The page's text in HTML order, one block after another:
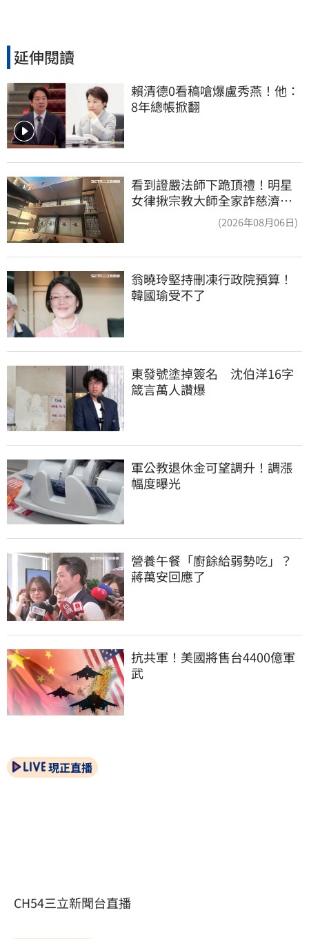
延伸閱讀
賴清德0看稿嗆爆盧秀燕！他：
8年總帳掀翻
看到證嚴法師下跪頂禮！明星
女律揪宗教大師全家詐慈濟…
(2026年08月06日)
翁曉玲堅持刪凍行政院預算！
韓國瑜受不了
東發號塗掉簽名　沈伯洋16字
箴言萬人讚爆
軍公教退休金可望調升！調漲
幅度曝光
營養午餐「廚餘給弱勢吃」？
蔣萬安回應了
抗共軍！美國將售台4400億軍
武
現正直播
CH54三立新聞台直播